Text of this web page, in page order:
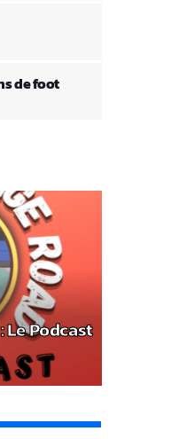
de foot
Le Podcast